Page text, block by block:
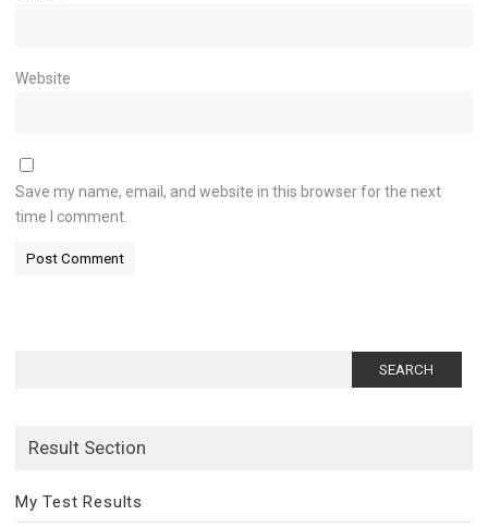
Website
Save my name, email, and website in this browser for the next
time I comment.
Result Section
My Test Results